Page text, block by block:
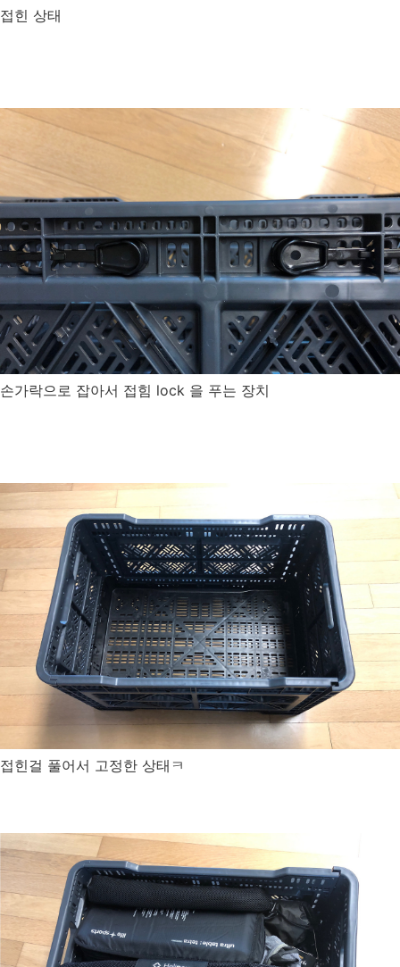
접힌 상태
손가락으로 잡아서 접힘 lock 을 푸는 장치
접힌걸 풀어서 고정한 상태ㅋ